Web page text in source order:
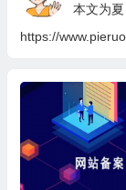
本文为
https://